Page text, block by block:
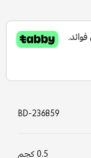
BD-236859
0.5 كجم